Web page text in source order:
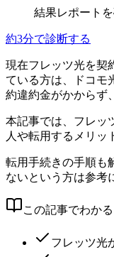
結果レポート
約3分で診断する
現在フレッツ光を契
ている方は、ドコモ
約違約金がかからず
本記事では、フレッ
人や転用するメリッ
転用手続きの手順も
ないという方は参考
この記事でわか
フレッツ光